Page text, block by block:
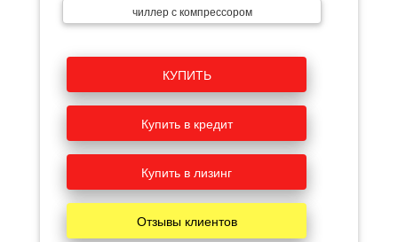
чиллер с компрессором
КУПИТЬ
Купить в кредит
Купить в лизинг
Отзывы клиентов